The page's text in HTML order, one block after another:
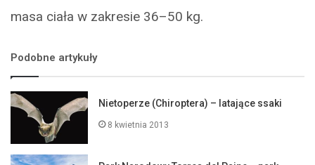
masa ciała w zakresie 36–50 kg.
Podobne artykuły
Nietoperze (Chiroptera) – latające ssaki
8 kwietnia 2013